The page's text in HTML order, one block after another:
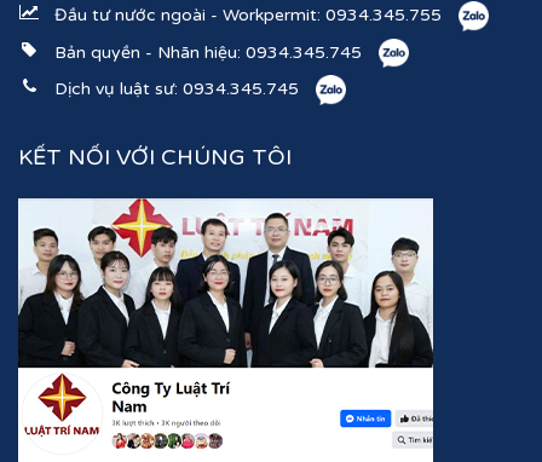
Đầu tư nước ngoài - Workpermit: 0934.345.755
Bản quyền - Nhãn hiệu: 0934.345.745
Dịch vụ luật sư: 0934.345.745
KẾT NỐI VỚI CHÚNG TÔI